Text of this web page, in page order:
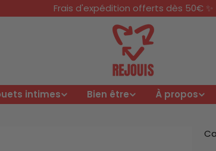
Frais d'expédition offerts dès 50€ ✨
intimes Bien être À propos